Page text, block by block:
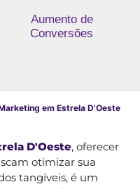
Aumento de
Conversões
em Estrela D'Oeste
D'Oeste, oferecer
otimizar sua
tangíveis, é um